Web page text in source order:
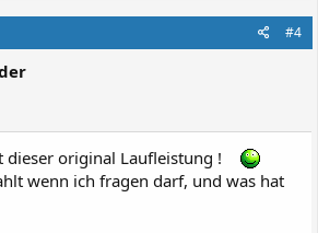
#4
original Laufleistung !
wenn ich fragen darf, und was hat